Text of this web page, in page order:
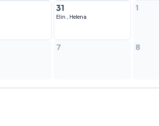
31
Elin , Helena
1
7 8